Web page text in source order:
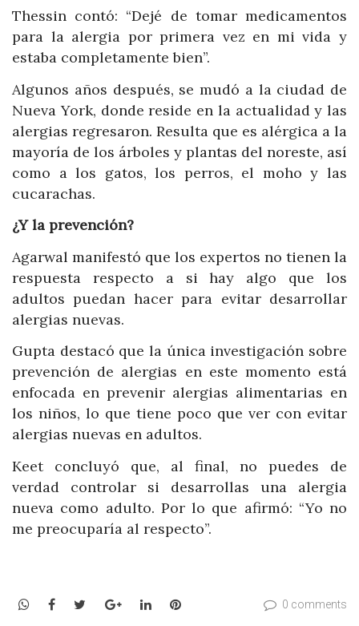
Thessin contó: “Dejé de tomar medicamentos
para la alergia por primera vez en mi vida y
estaba completamente bien”.
Algunos años después, se mudó a la ciudad de
Nueva York, donde reside en la actualidad y las
alergias regresaron. Resulta que es alérgica a la
mayoría de los árboles y plantas del noreste, así
como a los gatos, los perros, el moho y las
cucarachas.
¿Y la prevención?
Agarwal manifestó que los expertos no tienen la
respuesta respecto a si hay algo que los
adultos puedan hacer para evitar desarrollar
alergias nuevas.
Gupta destacó que la única investigación sobre
prevención de alergias en este momento está
enfocada en prevenir alergias alimentarias en
los niños, lo que tiene poco que ver con evitar
alergias nuevas en adultos.
Keet concluyó que, al final, no puedes de
verdad controlar si desarrollas una alergia
nueva como adulto. Por lo que afirmó: “Yo no
me preocuparía al respecto”.
WhatsApp
Facebook
TwitterGoogle+LinkedInPinterest 0 comments